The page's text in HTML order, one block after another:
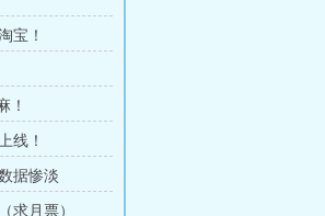
宝！
！
线！
据惨淡
求月票）